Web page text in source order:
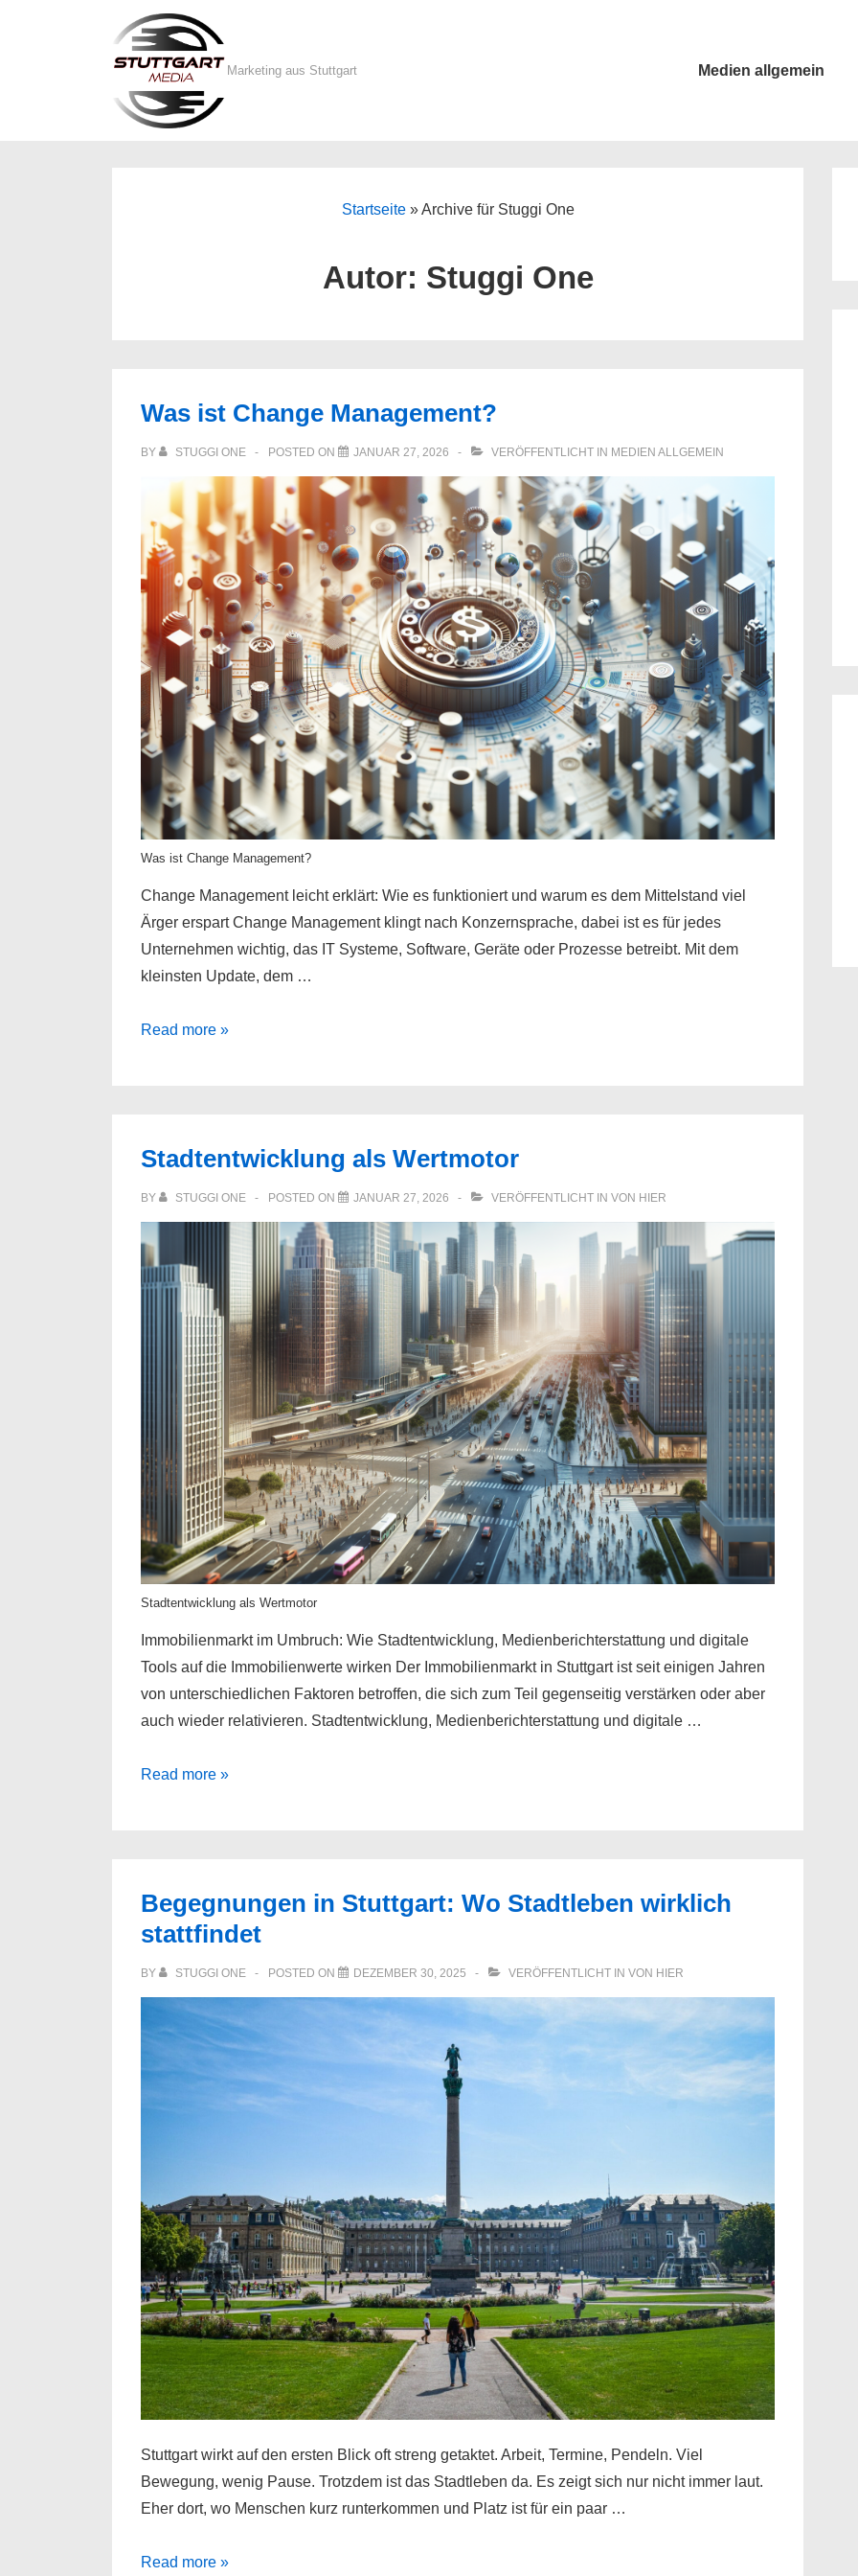
Marketing aus Stuttgart Medien allgemein
Startseite»Archive für Stuggi One
Autor: Stuggi One
Was ist Change Management?
BY STUGGI ONE POSTED ON JANUAR 27, 2026 VERÖFFENTLICHT IN MEDIEN ALLGEMEIN
Was ist Change Management?
Change Management leicht erklärt: Wie es funktioniert und warum es dem Mittelstand viel
Ärger erspart Change Management klingt nach Konzernsprache, dabei ist es für jedes
Unternehmen wichtig, das IT Systeme, Software, Geräte oder Prozesse betreibt. Mit dem
kleinsten Update, dem …
Was
Read more »
Stadtentwicklung als Wertmotor
BY STUGGI ONE POSTED ON JANUAR 27, 2026 VERÖFFENTLICHT IN VON HIER
Stadtentwicklung als Wertmotor
Immobilienmarkt im Umbruch: Wie Stadtentwicklung, Medienberichterstattung und digitale
Tools auf die Immobilienwerte wirken Der Immobilienmarkt in Stuttgart ist seit einigen Jahren
von unterschiedlichen Faktoren betroffen, die sich zum Teil gegenseitig verstärken oder aber
auch wieder relativieren. Stadtentwicklung, Medienberichterstattung und digitale …
Stadtentwicklung
Read more »
Begegnungen in Stuttgart: Wo Stadtleben wirklich
stattfindet
BY STUGGI ONE POSTED ON DEZEMBER 30, 2025 VERÖFFENTLICHT IN VON HIER
Stuttgart wirkt auf den ersten Blick oft streng getaktet. Arbeit, Termine, Pendeln. Viel
Bewegung, wenig Pause. Trotzdem ist das Stadtleben da. Es zeigt sich nur nicht immer laut.
Eher dort, wo Menschen kurz runterkommen und Platz ist für ein paar …
Begegnungen
Read more »